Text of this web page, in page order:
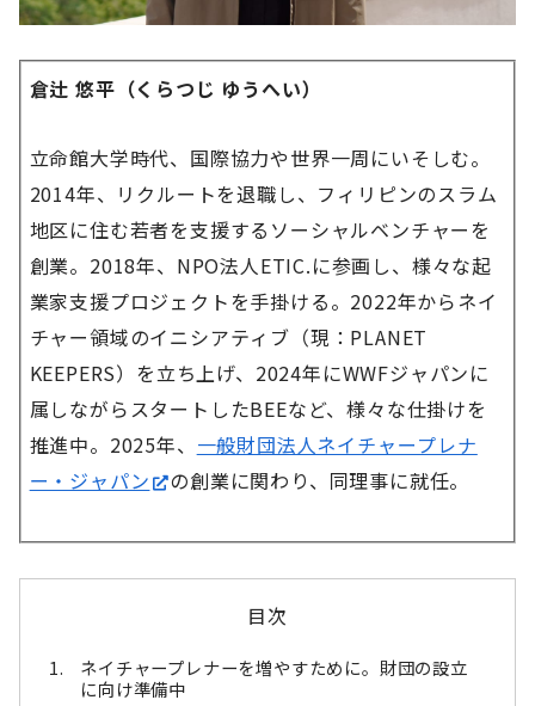
倉辻 悠平（くらつじ ゆうへい）
立命館大学時代、国際協力や世界一周にいそしむ。
2014年、リクルートを退職し、フィリピンのスラム
地区に住む若者を支援するソーシャルベンチャーを
創業。2018年、NPO法人ETIC.に参画し、様々な起
業家支援プロジェクトを手掛ける。2022年からネイ
チャー領域のイニシアティブ（現：PLANET
KEEPERS）を立ち上げ、2024年にWWFジャパンに
属しながらスタートしたBEEなど、様々な仕掛けを
推進中。2025年、 一般財団法人ネイチャープレナ
ー・ジャパン
の創業に関わり、同理事に就任。
目次
ネイチャープレナーを増やすために。財団の設立
に向け準備中